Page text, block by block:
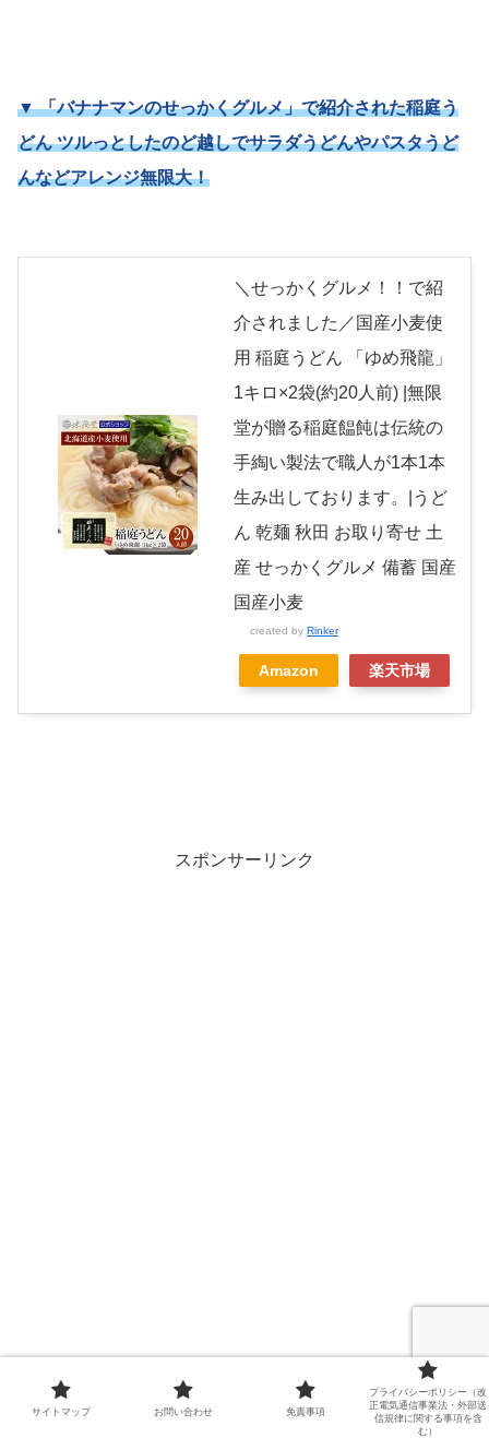
▼ 「バナナマンのせっかくグルメ」で紹介された稲庭う
どん ツルっとしたのど越しでサラダうどんやパスタうど
んなどアレンジ無限大！
＼せっかくグルメ！！で紹
介されました／国産小麦使
用 稲庭うどん 「ゆめ飛龍」
1キロ×2袋(約20人前) |無限
堂が贈る稲庭饂飩は伝統の
手綯い製法で職人が1本1本
生み出しております。|うど
ん 乾麺 秋田 お取り寄せ 土
産 せっかくグルメ 備蓄 国産
国産小麦
created by Rinker
Amazon 楽天市場
スポンサーリンク
サイトマップ お問い合わせ 免責事項
プライバシーポリシー（改
正電気通信事業法・外部送
信規律に関する事項を含
む）